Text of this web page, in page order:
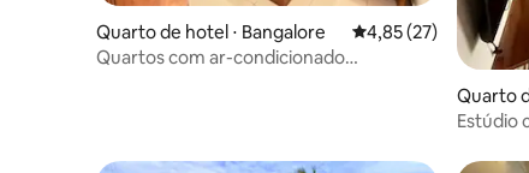
Quarto de hotel ⋅ Bangalore 4,85 de uma
4,85 (27)
Quartos com ar-condicionado
Quarto
Estúdio